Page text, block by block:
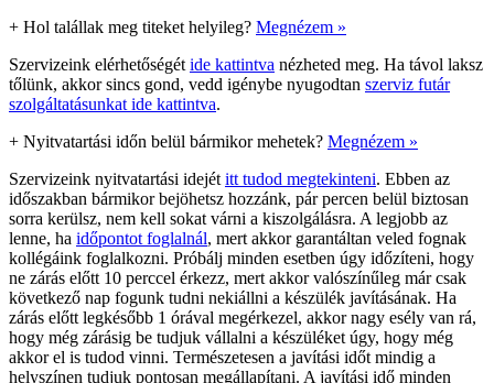
+ Hol talállak meg titeket helyileg? Megnézem »
Szervizeink elérhetőségét ide kattintva nézheted meg. Ha távol laksz
tőlünk, akkor sincs gond, vedd igénybe nyugodtan szerviz futár
szolgáltatásunkat ide kattintva.
+ Nyitvatartási időn belül bármikor mehetek? Megnézem »
Szervizeink nyitvatartási idejét itt tudod megtekinteni. Ebben az
időszakban bármikor bejöhetsz hozzánk, pár percen belül biztosan
sorra kerülsz, nem kell sokat várni a kiszolgálásra. A legjobb az
lenne, ha időpontot foglalnál, mert akkor garantáltan veled fognak
kollégáink foglalkozni. Próbálj minden esetben úgy időzíteni, hogy
ne zárás előtt 10 perccel érkezz, mert akkor valószínűleg már csak
következő nap fogunk tudni nekiállni a készülék javításának. Ha
zárás előtt legkésőbb 1 órával megérkezel, akkor nagy esély van rá,
hogy még zárásig be tudjuk vállalni a készüléket úgy, hogy még
akkor el is tudod vinni. Természetesen a javítási időt mindig a
helyszínen tudjuk pontosan megállapítani. A javítási idő minden